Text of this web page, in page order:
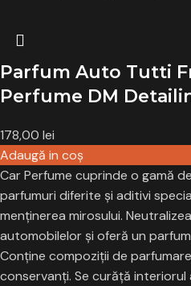
Parfum Auto Tutti
Perfume DM
178,00 lei
Adaugă in coş
Car Perfume cuprinde o gamă
parfumuri diferite și aditivi
menținerea mirosului.
automobilelor și oferă un
Conține compoziții de
conservanți. Se curăță